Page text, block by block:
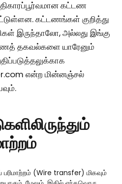
கட்டண
கட்டணங்கள் குறித்து
இருந்தாலோ, அல்லது இங்கு
தகவல்களை யாரேனும்
என்ற மின்னஞ்சல்
(Wire transfer) மிகவும்